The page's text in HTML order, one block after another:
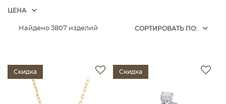
ЦЕНА
Найдено 3807 изделий CОРТИРОВАТЬ ПО:
Скидка Скидка